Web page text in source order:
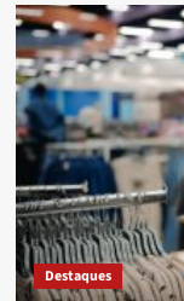
Destaques